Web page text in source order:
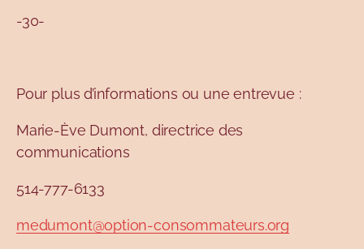
-30-
Pour plus d’informations ou une entrevue :
Marie-Ève Dumont, directrice des
communications
514-777-6133
medumont@option-consommateurs.org